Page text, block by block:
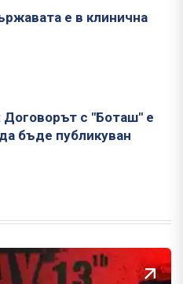
е в клинична
с "Боташ" е
бъде публикуван